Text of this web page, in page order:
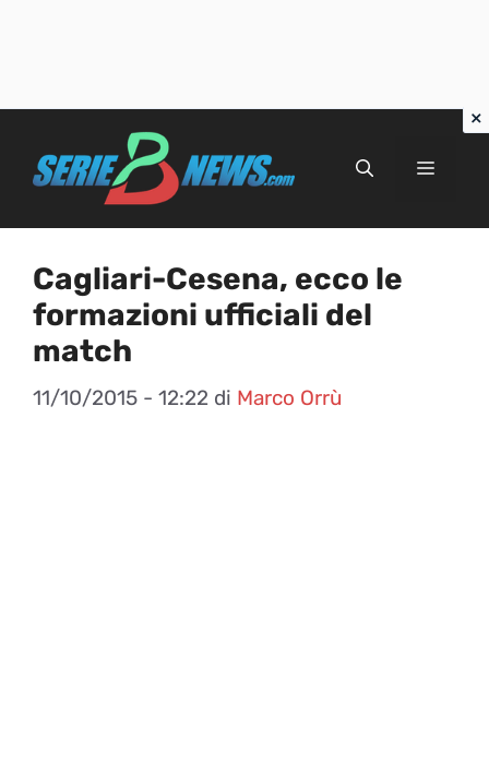
Menu
Cagliari-Cesena, ecco le
formazioni ufficiali del
match
11/10/2015 - 12:22 di Marco Orrù